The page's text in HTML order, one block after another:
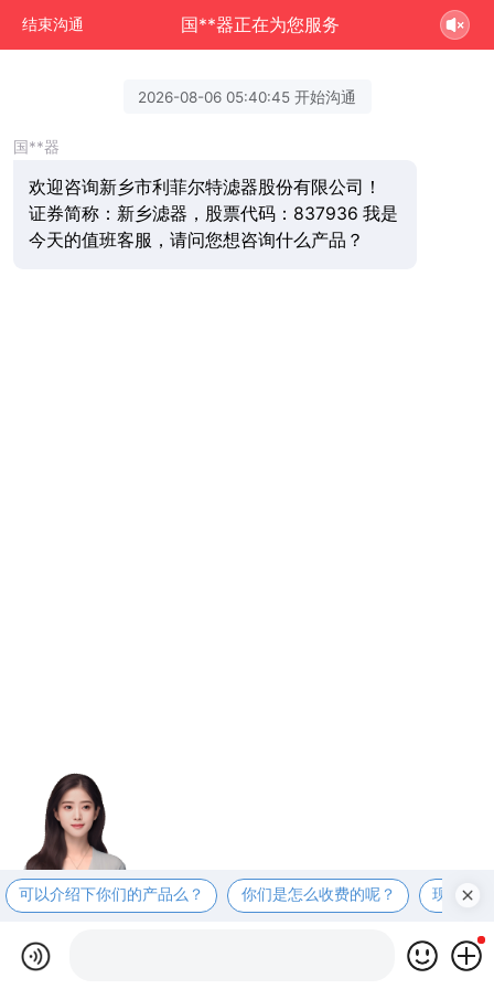
结束沟通 国**器正在为您服务
2026-08-06 05:40:45 开始沟通
国**器
欢迎咨询新乡市利菲尔特滤器股份有限公司！
证券简称：新乡滤器，股票代码：837936 我是
今天的值班客服，请问您想咨询什么产品？
可以介绍下你们的产品么？ 你们是怎么收费的呢？ 现在有